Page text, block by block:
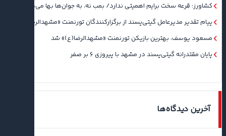
کشاورز: قرعه سخت برایم اهمیتی ندارد/ بمب نه، به جوان‌ها بها می‌دهم
پیام تقدیر مدیرعامل گیتی‌پسند از برگزارکنندگان تورنمنت «مشهدالرضا(ع)»
مسعود یوسف، بهترین بازیکن تورنمنت «مشهدالرضا(ع)» شد
پایان مقتدرانه گیتی‌پسند در مشهد با پیروزی ۶ بر صفر
آخرین دیدگاه‌ها